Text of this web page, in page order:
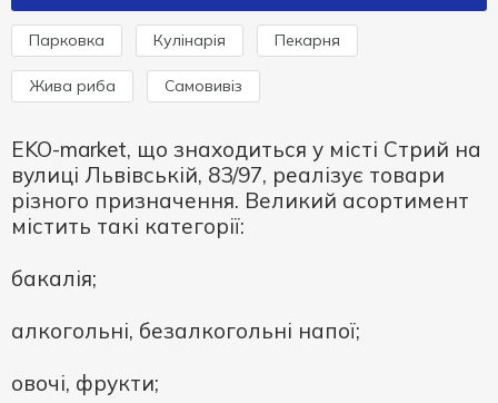
Парковка Кулінарія Пекарня
Жива риба Самовивіз
EKO-market, що знаходиться у місті Стрий на
вулиці Львівській, 83/97, реалізує товари
різного призначення. Великий асортимент
містить такі категорії:
бакалія;
алкогольні, безалкогольні напої;
овочі, фрукти;